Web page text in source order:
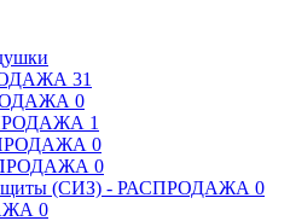
31
0
1
0
0
(СИЗ) - РАСПРОДАЖА 0
0